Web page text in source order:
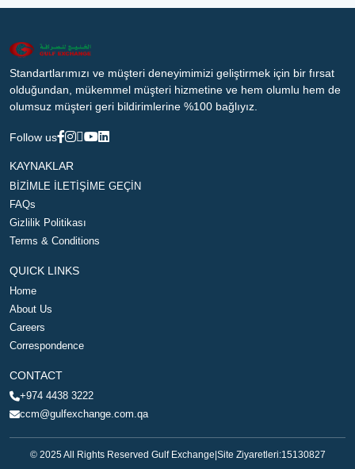
Standartlarımızı ve müşteri deneyimimizi geliştirmek için bir fırsat
olduğundan, mükemmel müşteri hizmetine ve hem olumlu hem de
olumsuz müşteri geri bildirimlerine %100 bağlıyız.
Follow us
KAYNAKLAR
BİZİMLE İLETİŞİME GEÇİN
FAQs
Gizlilik Politikası
Terms & Conditions
QUICK LINKS
Home
About Us
Careers
Correspondence
CONTACT
+974 4438 3222
ccm@gulfexchange.com.qa
© 2025 All Rights Reserved Gulf Exchange Site Ziyaretleri:15130827